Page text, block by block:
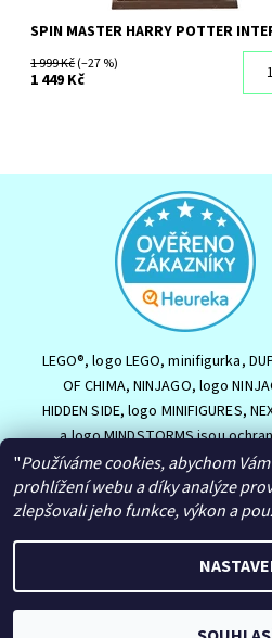
SPIN MASTER HARRY POTTER
1 999 Kč(–27 %)
1 449 Kč
LEGO®, logo LEGO, minifigurka,
OF CHIMA, NINJAGO, logo
HIDDEN SIDE, logo MINIFIGURES,
a logo MINDSTORMS jsou
LEGO Group nebo jsou chráněny
Group. ©2026 The
2026 © HračkyJVJ.cz, všechna práva
cookies
Vytvořil
"Používáme cookies, abychom
prohlížení webu a díky analýze
zlepšovali jeho funkce, výkon a